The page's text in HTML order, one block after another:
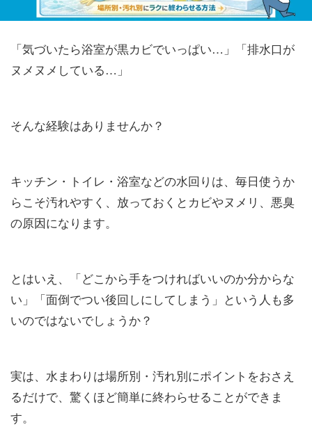
「気づいたら浴室が黒カビでいっぱい…」「排水口が
ヌメヌメしている…」
そんな経験はありませんか？
キッチン・トイレ・浴室などの水回りは、毎日使うか
らこそ汚れやすく、放っておくとカビやヌメリ、悪臭
の原因になります。
とはいえ、「どこから手をつければいいのか分からな
い」「面倒でつい後回しにしてしまう」という人も多
いのではないでしょうか？
実は、水まわりは場所別・汚れ別にポイントをおさえ
るだけで、驚くほど簡単に終わらせることができま
す。